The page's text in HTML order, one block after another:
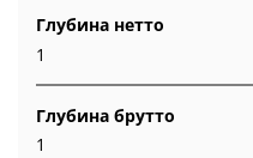
Глубина нетто
1
Глубина брутто
1